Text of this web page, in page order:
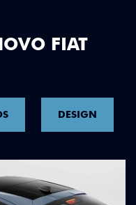
FIAT
DESIGN